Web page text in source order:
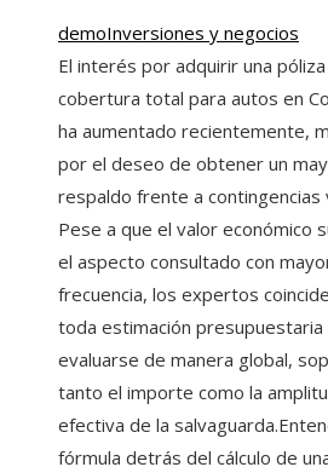
demoInversiones y negocios
El interés por adquirir una
cobertura total para autos en
ha aumentado recientemente,
por el deseo de obtener un
respaldo frente a contingencias
Pese a que el valor económico
el aspecto consultado con
frecuencia, los expertos
toda estimación presupuestaria
evaluarse de manera global,
tanto el importe como la
efectiva de la
fórmula detrás del cálculo de